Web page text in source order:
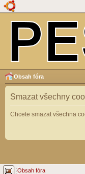
Obsah fóra
Smazat všechny
Chcete smazat všechna
Obsah fóra